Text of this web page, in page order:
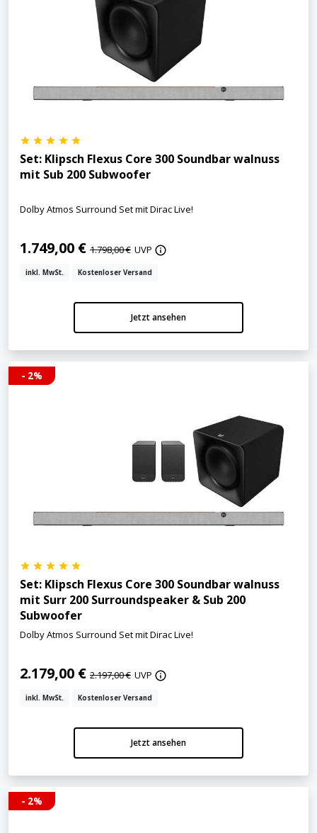
Set: Klipsch Flexus Core 300 Soundbar walnuss
mit Sub 200 Subwoofer
Dolby Atmos Surround Set mit Dirac Live!
1.749,00 € 1.798,00 € UVP
inkl. MwSt. Kostenloser Versand
Jetzt ansehen
- 2%
Set: Klipsch Flexus Core 300 Soundbar walnuss
mit Surr 200 Surroundspeaker & Sub 200
Subwoofer
Dolby Atmos Surround Set mit Dirac Live!
2.179,00 € 2.197,00 € UVP
inkl. MwSt. Kostenloser Versand
Jetzt ansehen
- 2%